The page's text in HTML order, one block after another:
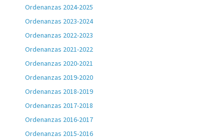
Ordenanzas 2024-2025
Ordenanzas 2023-2024
Ordenanzas 2022-2023
Ordenanzas 2021-2022
Ordenanzas 2020-2021
Ordenanzas 2019-2020
Ordenanzas 2018-2019
Ordenanzas 2017-2018
Ordenanzas 2016-2017
Ordenanzas 2015-2016